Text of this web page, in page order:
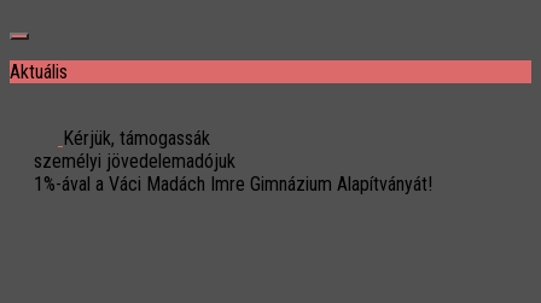
Aktuális
Kérjük, támogassák
személyi jövedelemadójuk
1%-ával a Váci Madách Imre Gimnázium Alapítványát!